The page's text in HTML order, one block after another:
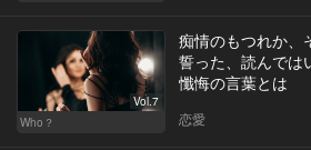
Vol.7
Who？
痴情のもつれか
誓った、読んでは
懺悔の言葉とは
恋愛